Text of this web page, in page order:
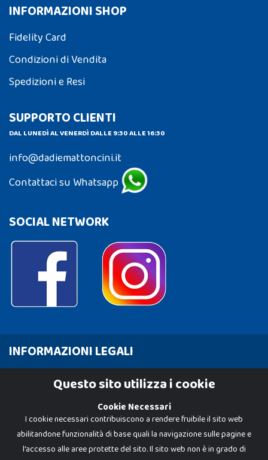
INFORMAZIONI SHOP
Fidelity Card
Condizioni di Vendita
Spedizioni e Resi
SUPPORTO CLIENTI
DAL LUNEDÌ AL VENERDÌ DALLE 9:30 ALLE 16:30
info@dadiemattoncini.it
Contattaci su Whatsapp
SOCIAL NETWORK
INFORMAZIONI LEGALI
Cookie PolicyQuesto sito utilizza i cookie
Cookie Necessari
I cookie necessari contribuiscono a rendere fruibile il sito web
abilitandone funzionalità di base quali la navigazione sulle pagine e
l'accesso alle aree protette del sito. Il sito web non è in grado di